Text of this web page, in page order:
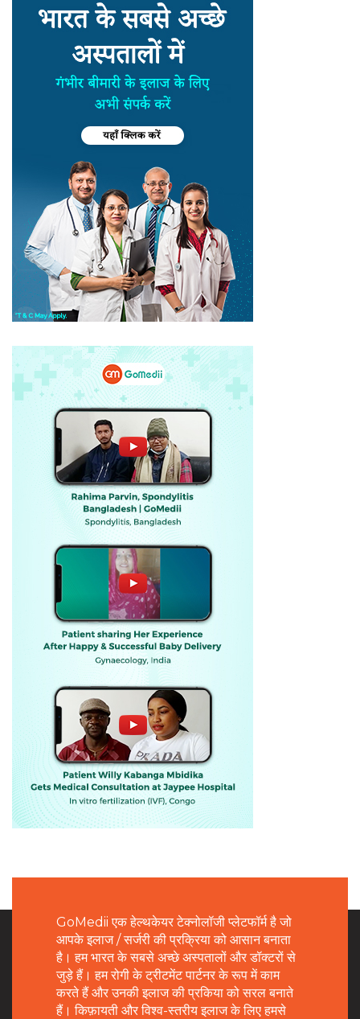
GoMedii एक हेल्थकेयर टेक्नोलॉजी प्लेटफॉर्म है जो
आपके इलाज / सर्जरी की प्रक्रिया को आसान बनाता
है। हम भारत के सबसे अच्छे अस्पतालों और डॉक्टरों से
जुड़े हैं। हम रोगी के ट्रीटमेंट पार्टनर के रूप में काम
करते हैं और उनकी इलाज की प्रकिया को सरल बनाते
हैं। किफ़ायती और विश्व-स्तरीय इलाज के लिए हमसे